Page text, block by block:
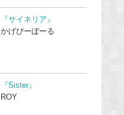
『サイネリア』
かげぴーぼーる
『Sister』
ROY